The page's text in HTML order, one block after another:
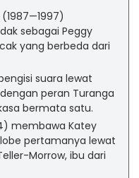
sebagai Peggy
yang berbeda dari
suara lewat
peran Turanga
bermata satu.
membawa Katey
pertamanya lewat
Morrow, ibu dari